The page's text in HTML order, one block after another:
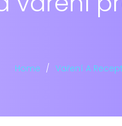
Home Vaření A